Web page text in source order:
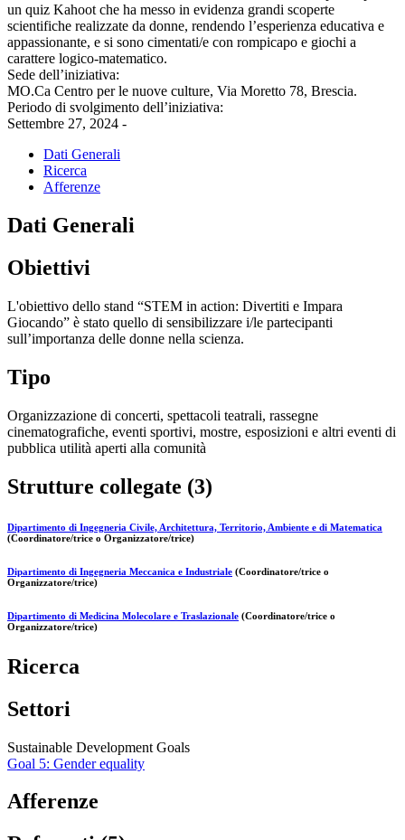
un quiz Kahoot che ha messo in evidenza grandi scoperte
scientifiche realizzate da donne, rendendo l’esperienza educativa e
appassionante, e si sono cimentati/e con rompicapo e giochi a
carattere logico-matematico.
Sede dell’iniziativa:
MO.Ca Centro per le nuove culture, Via Moretto 78, Brescia.
Periodo di svolgimento dell’iniziativa:
Settembre 27, 2024 -
Dati Generali
Ricerca
Afferenze
Dati Generali
Obiettivi
L'obiettivo dello stand “STEM in action: Divertiti e Impara
Giocando” è stato quello di sensibilizzare i/le partecipanti
sull’importanza delle donne nella scienza.
Tipo
Organizzazione di concerti, spettacoli teatrali, rassegne
cinematografiche, eventi sportivi, mostre, esposizioni e altri eventi di
pubblica utilità aperti alla comunità
Strutture collegate (3)
Dipartimento di Ingegneria Civile, Architettura, Territorio, Ambiente e di Matematica
(Coordinatore/trice o Organizzatore/trice)
Dipartimento di Ingegneria Meccanica e Industriale (Coordinatore/trice o
Organizzatore/trice)
Dipartimento di Medicina Molecolare e Traslazionale (Coordinatore/trice o
Organizzatore/trice)
Ricerca
Settori
Sustainable Development Goals
Goal 5: Gender equality
Afferenze